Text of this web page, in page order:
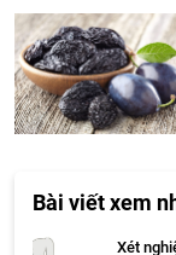
Bài viết xem
Xét